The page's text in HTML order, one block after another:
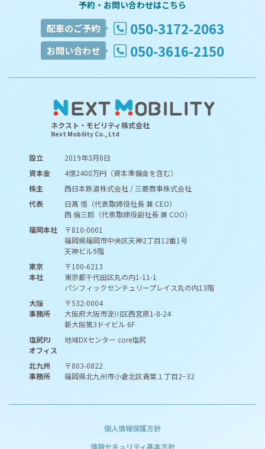
予約・お問い合わせはこちら
配車のご予約 050-3172-2063
お問い合わせ 050-3616-2150
ネクスト・モビリティ株式会社
Next Mobility Co., Ltd
設立
2019年3月8日
資本金
4億2400万円（資本準備金を含む）
株主
西日本鉄道株式会社 / 三菱商事株式会社
代表
日髙 悟（代表取締役社長 兼 CEO）
西 倫三郎（代表取締役副社長 兼 COO）
福岡本社
〒810-0001
福岡県福岡市中央区天神2丁目12番1号
天神ビル9階
東京
本社
〒100-6213
東京都千代田区丸の内1-11-1
パシフィックセンチュリープレイス丸の内13階
大阪
事務所
〒532-0004
大阪府大阪市淀川区西宮原1-8-24
新大阪第3ドイビル 6F
塩尻PJ
オフィス
地域DXセンター core塩尻
北九州
事務所
〒803-0822
福岡県北九州市小倉北区青葉１丁目2−32
個人情報保護方針
情報セキュリティ基本方針